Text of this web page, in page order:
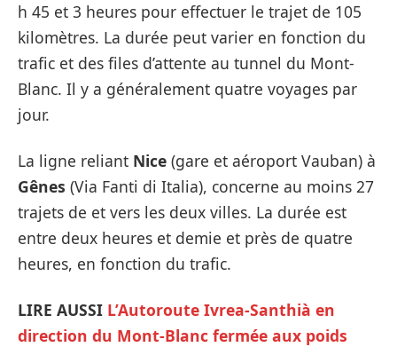
h 45 et 3 heures pour effectuer le trajet de 105
kilomètres. La durée peut varier en fonction du
trafic et des files d’attente au tunnel du Mont-
Blanc. Il y a généralement quatre voyages par
jour.
La ligne reliant Nice (gare et aéroport Vauban) à
Gênes (Via Fanti di Italia), concerne au moins 27
trajets de et vers les deux villes. La durée est
entre deux heures et demie et près de quatre
heures, en fonction du trafic.
LIRE AUSSI L’Autoroute Ivrea-Santhià en
direction du Mont-Blanc fermée aux poids